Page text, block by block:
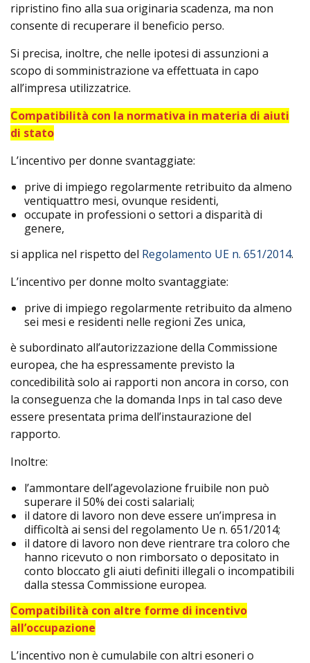
ripristino fino alla sua originaria scadenza, ma non
consente di recuperare il beneficio perso.
Si precisa, inoltre, che nelle ipotesi di assunzioni a
scopo di somministrazione va effettuata in capo
all’impresa utilizzatrice.
Compatibilità con la normativa in materia di aiuti
di stato
L’incentivo per donne svantaggiate:
prive di impiego regolarmente retribuito da almeno
ventiquattro mesi, ovunque residenti,
occupate in professioni o settori a disparità di
genere,
si applica nel rispetto del Regolamento UE n. 651/2014.
L’incentivo per donne molto svantaggiate:
prive di impiego regolarmente retribuito da almeno
sei mesi e residenti nelle regioni Zes unica,
è subordinato all’autorizzazione della Commissione
europea, che ha espressamente previsto la
concedibilità solo ai rapporti non ancora in corso, con
la conseguenza che la domanda Inps in tal caso deve
essere presentata prima dell’instaurazione del
rapporto.
Inoltre:
l’ammontare dell’agevolazione fruibile non può
superare il 50% dei costi salariali;
il datore di lavoro non deve essere un’impresa in
difficoltà ai sensi del regolamento Ue n. 651/2014;
il datore di lavoro non deve rientrare tra coloro che
hanno ricevuto o non rimborsato o depositato in
conto bloccato gli aiuti definiti illegali o incompatibili
dalla stessa Commissione europea.
Compatibilità con altre forme di incentivo
all’occupazione
L’incentivo non è cumulabile con altri esoneri o